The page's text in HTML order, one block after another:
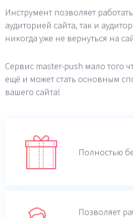
Инструмент позволяет
аудиторией сайта, так и
никогда уже не вернуться на
Сервис master-push мало того
ещё и может стать основным
вашего сайта!
Полностью
Позволяет